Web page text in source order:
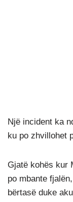
Një incident ka
ku po zhvillohet
Gjatë kohës kur
po mbante
bërtasë duke